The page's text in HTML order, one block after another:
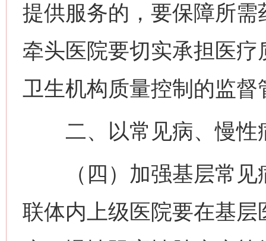
提供服务的，要保障所
牵头医院要切实承担医
卫生机构质量控制的监督
二、以常见病、慢性
（四）加强基层常见
联体内上级医院要在基